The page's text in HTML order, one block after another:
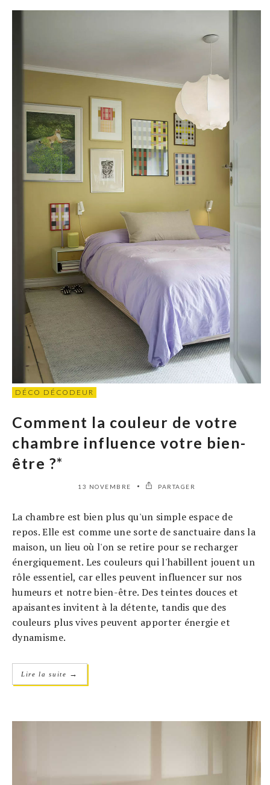
DÉCO DÉCODEUR
Comment la couleur de votre
chambre influence votre bien-
être ?*
13 NOVEMBRE PARTAGER
La chambre est bien plus qu'un simple espace de
repos. Elle est comme une sorte de sanctuaire dans la
maison, un lieu où l'on se retire pour se recharger
énergiquement. Les couleurs qui l'habillent jouent un
rôle essentiel, car elles peuvent influencer sur nos
humeurs et notre bien-être. Des teintes douces et
apaisantes invitent à la détente, tandis que des
couleurs plus vives peuvent apporter énergie et
dynamisme.
Lire la suite →